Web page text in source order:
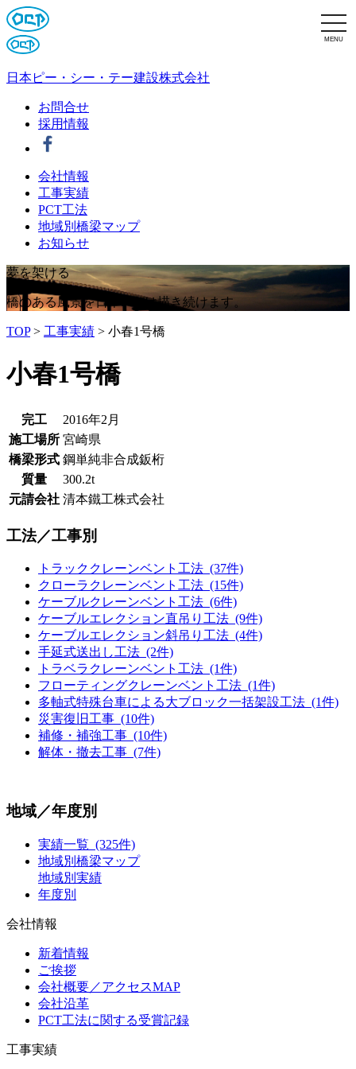
日本ピー・シー・テー建設株式会社
お問合せ
採用情報
会社情報
工事実績
PCT工法
地域別橋梁マップ
お知らせ
MENU
夢を架ける
橋のある風景を日本PCTは描き続けます。
TOP> 工事実績 > 小春1号橋
小春1号橋
完工
2016年2月
施工場所 宮崎県
橋梁形式 鋼単純非合成鈑桁
質量
300.2t
元請会社 清本鐵工株式会社
工法／工事別
トラッククレーンベント工法 (37件)
クローラクレーンベント工法 (15件)
ケーブルクレーンベント工法 (6件)
ケーブルエレクション直吊り工法 (9件)
ケーブルエレクション斜吊り工法 (4件)
手延式送出し工法 (2件)
トラベラクレーンベント工法 (1件)
フローティングクレーンベント工法 (1件)
多軸式特殊台車による大ブロック一括架設工法 (1件)
災害復旧工事 (10件)
補修・補強工事 (10件)
解体・撤去工事 (7件)
地域／年度別
実績一覧 (325件)
地域別橋梁マップ
地域別実績
年度別
会社情報
新着情報
ご挨拶
会社概要／アクセスMAP
会社沿革
PCT工法に関する受賞記録
工事実績